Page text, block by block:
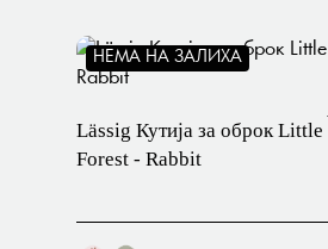
НЕМА НА ЗАЛИХА
Lässig Кутија за оброк Little
Forest - Rabbit